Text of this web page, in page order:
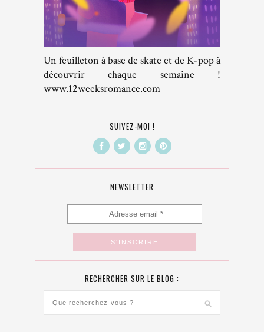
Un feuilleton à base de skate et de K-pop à
découvrir chaque semaine !
www.12weeksromance.com
SUIVEZ-MOI !
NEWSLETTER
RECHERCHER SUR LE BLOG :